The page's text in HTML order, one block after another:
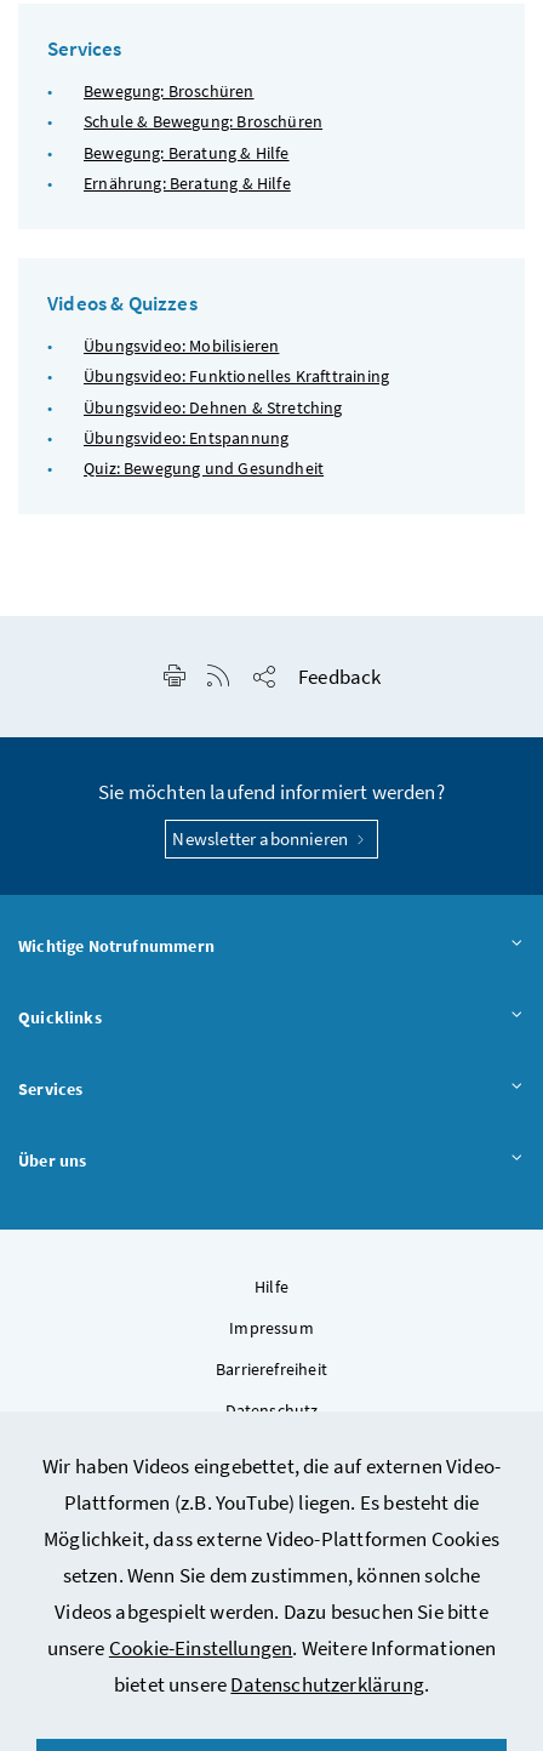
Wir haben Videos eingebettet, die auf externen Video-
Plattformen (z.B. YouTube) liegen. Es besteht die
Möglichkeit, dass externe Video-Plattformen Cookies
setzen. Wenn Sie dem zustimmen, können solche
Videos abgespielt werden. Dazu besuchen Sie bitte
unsere Cookie-Einstellungen. Weitere Informationen
bietet unsereDatenschutzerklärung.
Services
Bewegung: Broschüren
Schule & Bewegung: Broschüren
Bewegung: Beratung & Hilfe
Ernährung: Beratung & Hilfe
Videos & Quizzes
Übungsvideo: Mobilisieren
Übungsvideo: Funktionelles Krafttraining
Übungsvideo: Dehnen & Stretching
Übungsvideo: Entspannung
Quiz: Bewegung und Gesundheit
Seite drucken
RSS-Feed anzeigen
Feedback
Sie möchten laufend informiert werden?
Newsletter abonnieren
Wichtige Notrufnummern
Quicklinks
Services
Über uns
Hilfe
Impressum
Barrierefreiheit
Datenschutz
Sitemap
Cookie-Einstellungen